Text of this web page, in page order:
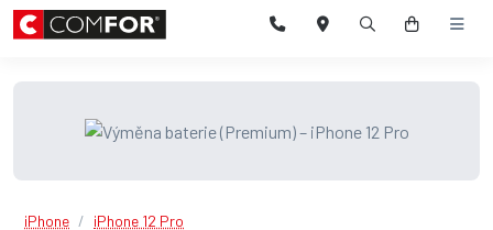
iPhone iPhone 12 Pro